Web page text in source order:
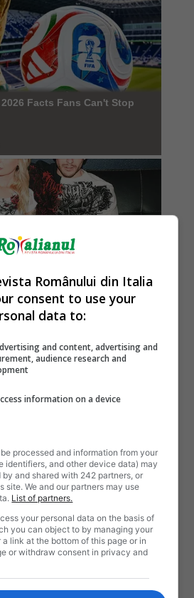
Românului din Italia
consent to use your
data to:
and content, advertising and
audience research and
information on a device
processed and information from your
identifiers, and other device data) may
and shared with 242 partners, or
site. We and our partners may use
List of partners.
your personal data on the basis of
you can object to by managing your
link at the bottom of this page or in
or withdraw consent in privacy and